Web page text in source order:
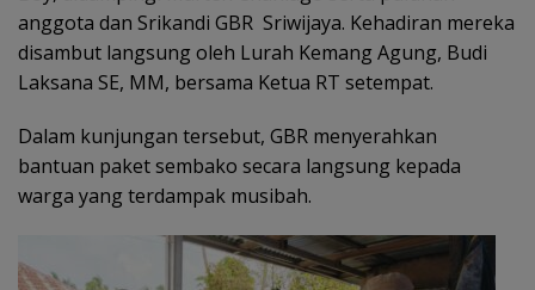
anggota dan Srikandi GBR Sriwijaya. Kehadiran mereka
disambut langsung oleh Lurah Kemang Agung, Budi
Laksana SE, MM, bersama Ketua RT setempat.
Dalam kunjungan tersebut, GBR menyerahkan
bantuan paket sembako secara langsung kepada
warga yang terdampak musibah.